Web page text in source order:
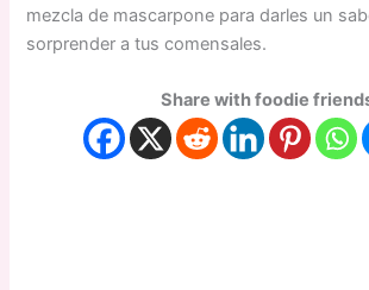
mezcla de mascarpone para darles un
sorprender a tus comensales.
Share with foodie